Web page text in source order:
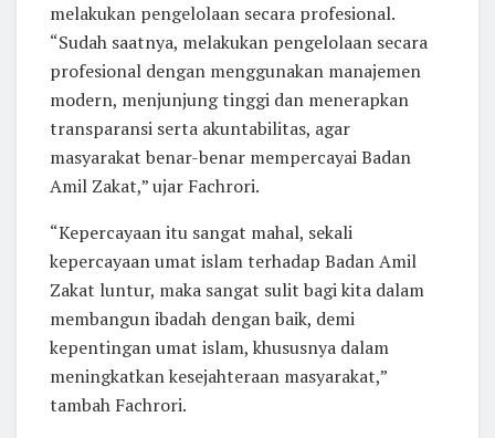
melakukan pengelolaan secara profesional.
“Sudah saatnya, melakukan pengelolaan secara
profesional dengan menggunakan manajemen
modern, menjunjung tinggi dan menerapkan
transparansi serta akuntabilitas, agar
masyarakat benar-benar mempercayai Badan
Amil Zakat,” ujar Fachrori.
“Kepercayaan itu sangat mahal, sekali
kepercayaan umat islam terhadap Badan Amil
Zakat luntur, maka sangat sulit bagi kita dalam
membangun ibadah dengan baik, demi
kepentingan umat islam, khususnya dalam
meningkatkan kesejahteraan masyarakat,”
tambah Fachrori.